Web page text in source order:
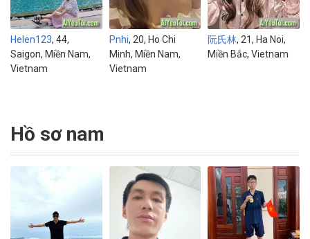
Helen123, 44,
Saigon, Miền Nam,
Vietnam
Pnhi, 20, Ho Chi
Minh, Miền Nam,
Vietnam
阮氏林, 21, Ha Noi,
Miền Bắc, Vietnam
Hồ sơ nam